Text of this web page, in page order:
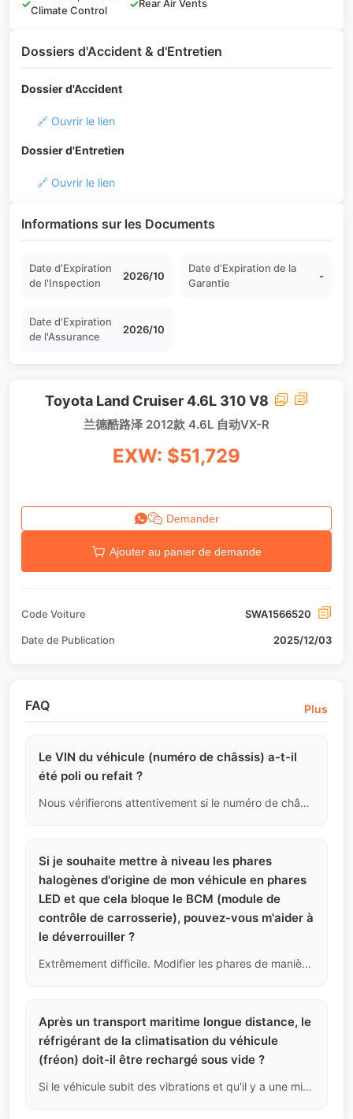
✓
Climate Control
✓Rear Air Vents
Dossiers d'Accident & d'Entretien
Dossier d'Accident
🔗 Ouvrir le lien
Dossier d'Entretien
🔗 Ouvrir le lien
Informations sur les Documents
Date d'Expiration
de l'Inspection
2026/10
Date d'Expiration de la
Garantie
-
Date d'Expiration
de l'Assurance
2026/10
Toyota Land Cruiser 4.6L 310 V8
兰德酷路泽 2012款 4.6L 自动VX-R
EXW: $51,729
Demander
Ajouter au panier de demande
Code Voiture SWA1566520
Date de Publication 2025/12/03
FAQ Plus
Le VIN du véhicule (numéro de châssis) a-t-il
été poli ou refait ?
Nous vérifierons attentivement si le numéro de châssis sur le pare-brise, le châssis et le cadre de la porte est cohérent.
Si je souhaite mettre à niveau les phares
halogènes d'origine de mon véhicule en phares
LED et que cela bloque le BCM (module de
contrôle de carrosserie), pouvez-vous m'aider à
le déverrouiller ?
Extrêmement difficile. Modifier les phares de manière non autorisée peut entraîner une surcharge de courant du module et le verrouiller. En Chine, il faut un compte d'ingénieur en ligne d'origine pour le réinitialiser. À l'étranger, il est pratiquement impossible de faire un décodage en ligne. Nous avertissons sévèrement : ne modifiez pas électriquement les véhicules modernes à circuits intégrés.
Après un transport maritime longue distance, le
réfrigérant de la climatisation du véhicule
(fréon) doit-il être rechargé sous vide ?
Si le véhicule subit des vibrations et qu'il y a une micro-fuite dans le circuit, il est possible qu'il ne refroidisse pas à l'arrivée. Cela fait partie de l'usure physique normale. Le coût pour recharger sous vide, maintenir la pression et ajouter du réfrigérant dans un garage local est très faible et est à la charge de l'acheteur.